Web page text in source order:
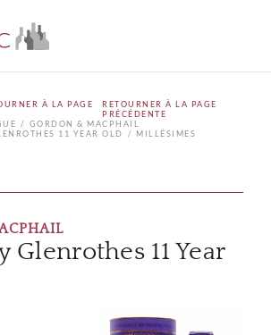
RETOURNER À LA PAGE
PRÉCÉDENTE
GORDON & MACPHAIL
11 YEAR OLD
MILLÉSIMES
Glenrothes 11 Year